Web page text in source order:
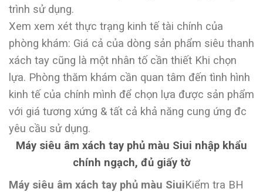
trình sử dụng.
Xem xem xét thực trạng kinh tế tài chính của
phòng khám: Giá cả của dòng sản phẩm siêu thanh
xách tay cũng là một nhân tố cần thiết Khi chọn
lựa. Phòng thăm khám cần quan tâm đến tình hình
kinh tế của chính mình để chọn lựa được sản phẩm
với giá tương xứng & tất cả khả năng cung ứng đc
yêu cầu sử dụng.
Máy siêu âm xách tay phủ màu Siui nhập khẩu
chính ngạch, đủ giấy tờ
Máy siêu âm xách tay phủ màu SiuiKiểm tra BH